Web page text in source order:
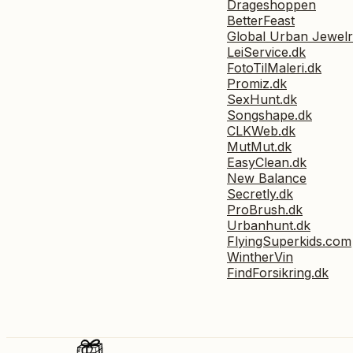
Drageshoppen
BetterFeast
Global Urban
LeiService.dk
FotoTilMaleri.dk
Promiz.dk
SexHunt.dk
Songshape.dk
CLKWeb.dk
MutMut.dk
EasyClean.dk
New Balance
Secretly.dk
ProBrush.dk
Urbanhunt.dk
FlyingSuperkids.com
WintherVin
FindForsikring.dk